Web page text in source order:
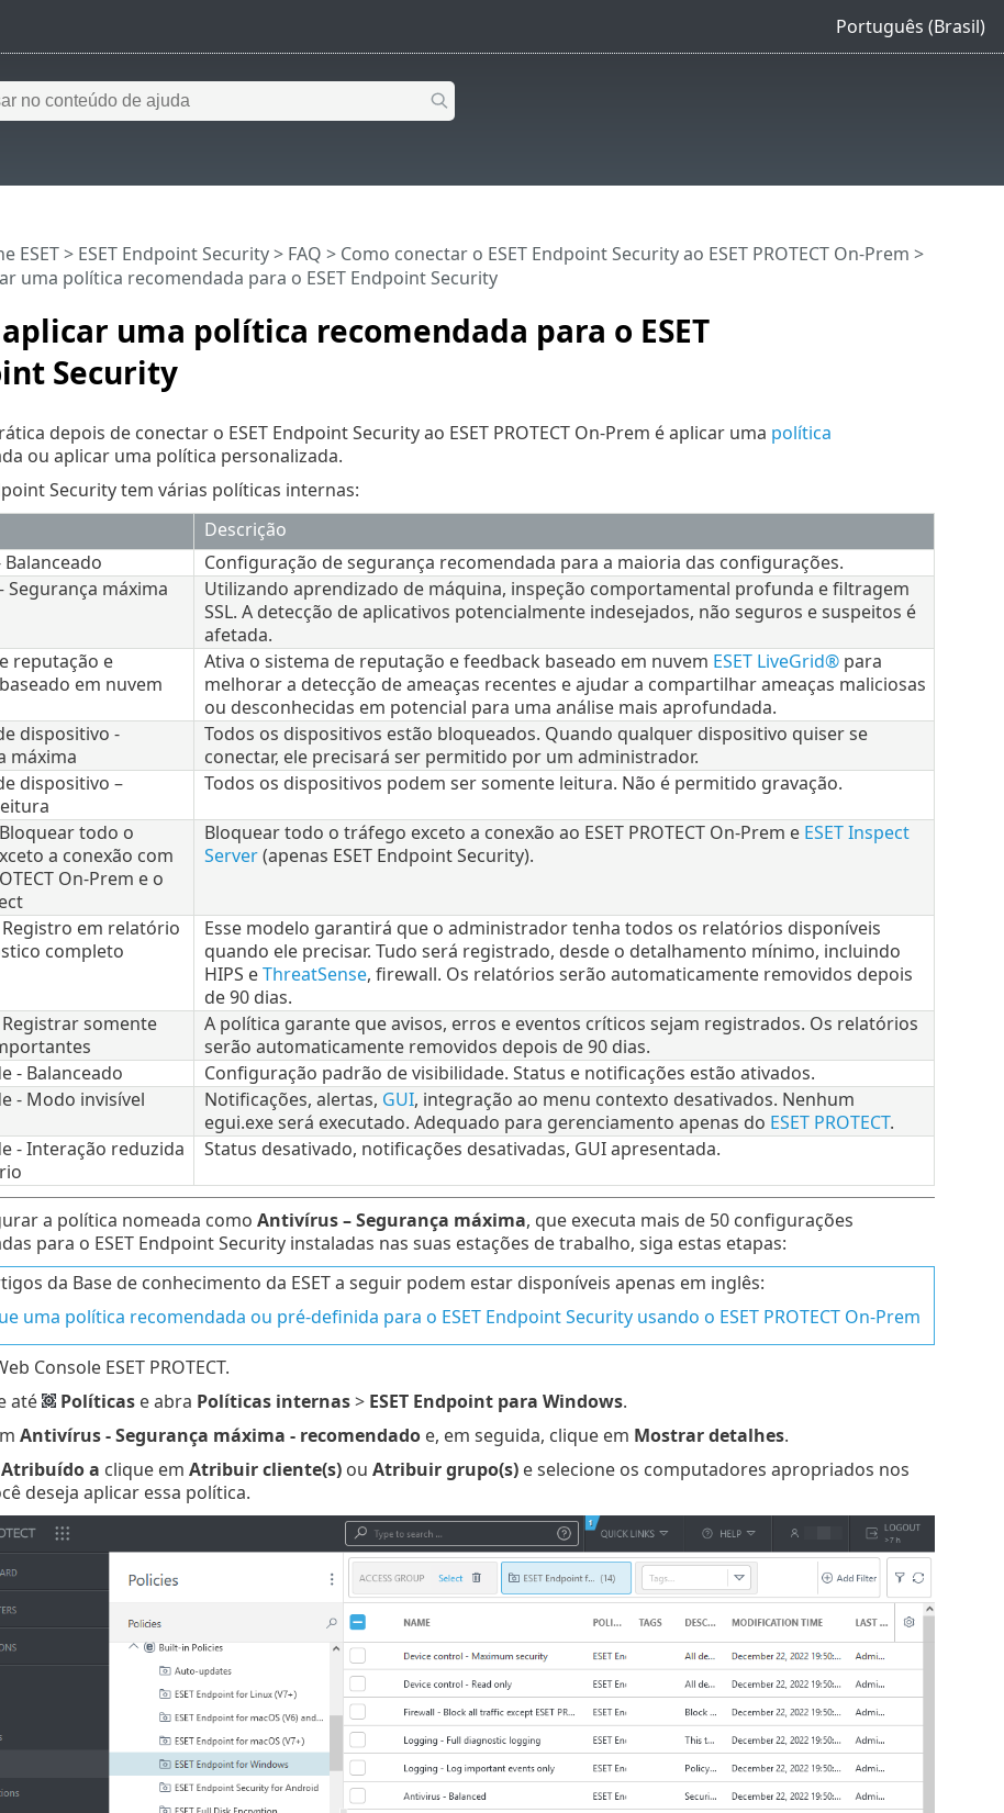
Português (Brasil)
uma política recomendada para o ESET
Security
ESET> ESET Endpoint Security> FAQ > Como conectar o ESET Endpoint Security ao ESET PROTECT On-Prem >
uma política recomendada para o ESET Endpoint Security
depois de conectar o ESET Endpoint Security ao ESET PROTECT On-Prem é aplicar uma política
ou aplicar uma política personalizada.
Security tem várias políticas internas:
Descrição
Configuração de segurança recomendada para a maioria das configurações.
Segurança máxima
Utilizando aprendizado de máquina, inspeção comportamental profunda e filtragem
SSL. A detecção de aplicativos potencialmente indesejados, não seguros e suspeitos é
afetada.
reputação e
em nuvem
Ativa o sistema de reputação e feedback baseado em nuvem ESET LiveGrid®para
melhorar a detecção de ameaças recentes e ajudar a compartilhar ameaças maliciosas
ou desconhecidas em potencial para uma análise mais aprofundada.
dispositivo -
máxima
Todos os dispositivos estão bloqueados. Quando qualquer dispositivo quiser se
conectar, ele precisará ser permitido por um administrador.
dispositivo –
Todos os dispositivos podem ser somente leitura. Não é permitido gravação.
todo o
a conexão com
On-Prem e o
Bloquear todo o tráfego exceto a conexão ao ESET PROTECT On-Prem e ESET Inspect
Server(apenas ESET Endpoint Security).
em relatório
completo
Esse modelo garantirá que o administrador tenha todos os relatórios disponíveis
quando ele precisar. Tudo será registrado, desde o detalhamento mínimo, incluindo
HIPS eThreatSense, firewall. Os relatórios serão automaticamente removidos depois
de 90 dias.
somente
A política garante que avisos, erros e eventos críticos sejam registrados. Os relatórios
serão automaticamente removidos depois de 90 dias.
- Balanceado
Configuração padrão de visibilidade. Status e notificações estão ativados.
- Modo invisível
Notificações, alertas, GUI, integração ao menu contexto desativados. Nenhum
egui.exe será executado. Adequado para gerenciamento apenas do ESET PROTECT.
- Interação reduzida
Status desativado, notificações desativadas, GUI apresentada.
a política nomeada como Antivírus – Segurança máxima, que executa mais de 50 configurações
para o ESET Endpoint Security instaladas nas suas estações de trabalho, siga estas etapas:
da Base de conhecimento da ESET a seguir podem estar disponíveis apenas em inglês:
uma política recomendada ou pré-definida para o ESET Endpoint Security usando o ESET PROTECT On-Prem
Console ESET PROTECT.
até
Políticase abra Políticas internas> ESET Endpoint para Windows.
Antivírus - Segurança máxima - recomendadoe, em seguida, clique em Mostrar detalhes.
Atribuído a clique em Atribuir cliente(s)ou Atribuir grupo(s)e selecione os computadores apropriados nos
deseja aplicar essa política.